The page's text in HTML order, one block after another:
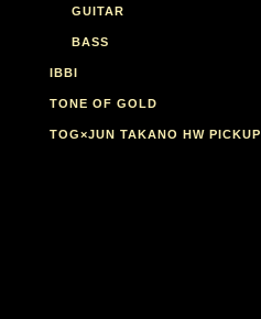
GUITAR
BASS
IBBI
TONE OF GOLD
TOG×JUN TAKANO HW PICKUP